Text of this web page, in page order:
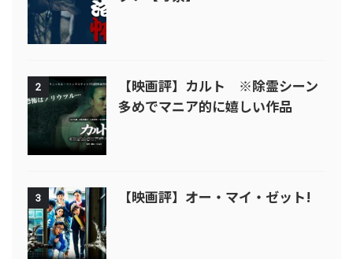
2
【映画評】カルト ※除霊シーン
多めでマニア的に嬉しい作品
3 【映画評】オー・マイ・ゼット!